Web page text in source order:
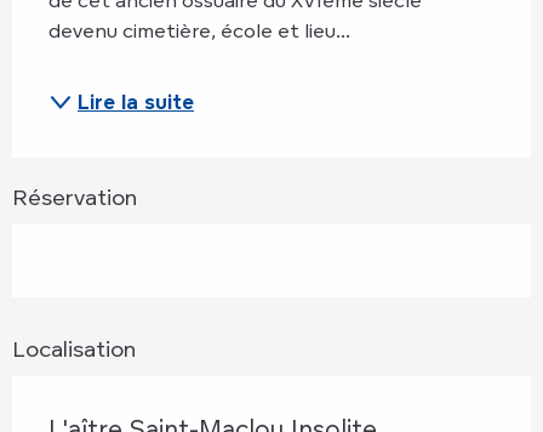
devenu cimetière, école et lieu...
Lire la suite
Réservation
Localisation